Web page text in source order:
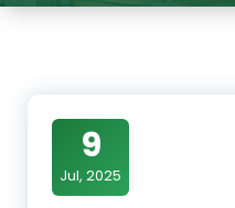
9
Jul, 2025